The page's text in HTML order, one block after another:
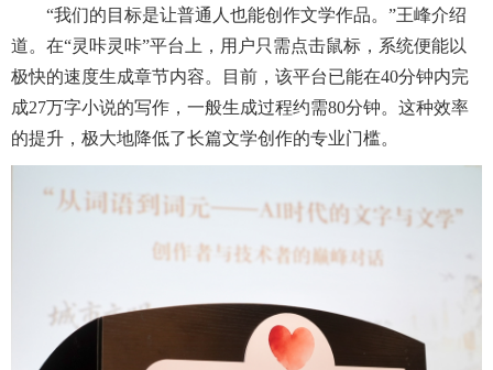
“我们的目标是让普通人也能创作文学作品。”王峰介绍
道。在“灵咔灵咔”平台上，用户只需点击鼠标，系统便能以
极快的速度生成章节内容。目前，该平台已能在40分钟内完
成27万字小说的写作，一般生成过程约需80分钟。这种效率
的提升，极大地降低了长篇文学创作的专业门槛。